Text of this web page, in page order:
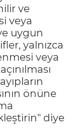
ve
veya
uygun
yalnızca
veya
önüne
diye